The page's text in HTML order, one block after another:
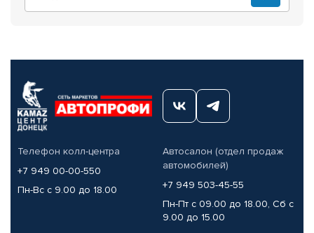
Телефон колл-центра
+7 949 00-00-550
Пн-Вс с 9.00 до 18.00
Автосалон (отдел продаж
автомобилей)
+7 949 503-45-55
Пн-Пт с 09.00 до 18.00, Сб с
9.00 до 15.00